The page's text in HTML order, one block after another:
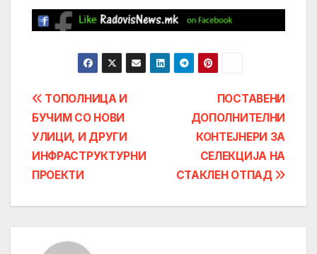
Post
navigation
ПОСТАВЕНИ
ДОПОЛНИТЕЛНИ
КОНТЕЈНЕРИ ЗА
СЕЛЕКЦИЈА НА
СТАКЛЕН ОТПАД
ТОПОЛНИЦА И
БУЧИМ СО НОВИ
УЛИЦИ, И ДРУГИ
ИНФРАСТРУКТУРНИ
ПРОЕКТИ